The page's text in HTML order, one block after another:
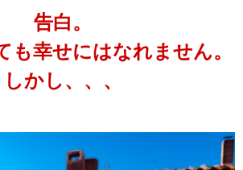
告白。
も幸せにはなれません。
しかし、、、